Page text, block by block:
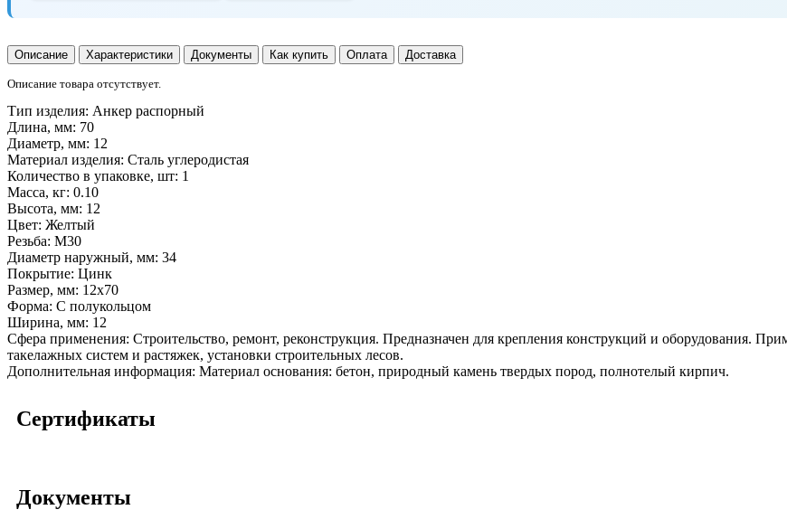
Описание Характеристики Документы Как купить Оплата Доставка
Описание товара отсутствует.
Тип изделия: Анкер распорный
Длина, мм: 70
Диаметр, мм: 12
Материал изделия: Сталь углеродистая
Количество в упаковке, шт: 1
Масса, кг: 0.10
Высота, мм: 12
Цвет: Желтый
Резьба: M30
Диаметр наружный, мм: 34
Покрытие: Цинк
Размер, мм: 12x70
Форма: С полукольцом
Ширина, мм: 12
Сфера применения: Строительство, ремонт, реконструкция. Предназначен для крепления конструкций и оборудования.
такелажных систем и растяжек, установки строительных лесов.
Дополнительная информация: Материал основания: бетон, природный камень твердых пород, полнотелый кирпич.
Сертификаты
Документы